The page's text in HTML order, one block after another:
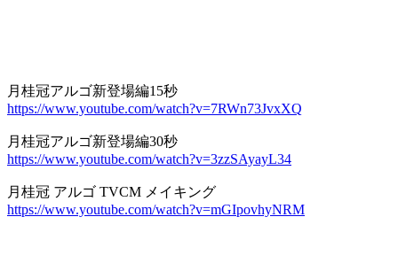
月桂冠アルゴ新登場編15秒
https://www.youtube.com/watch?v=7RWn73JvxXQ
月桂冠アルゴ新登場編30秒
https://www.youtube.com/watch?v=3zzSAyayL34
月桂冠 アルゴ TVCM メイキング
https://www.youtube.com/watch?v=mGIpovhyNRM